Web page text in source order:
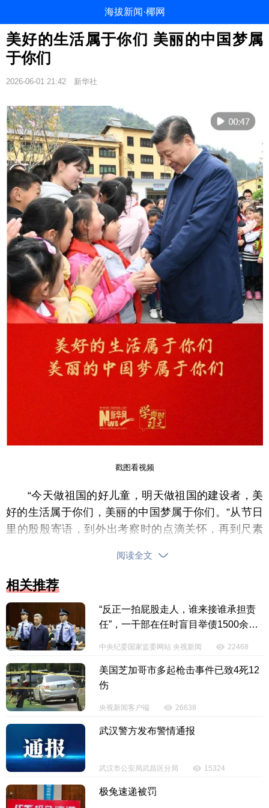
海拔新闻·椰网
美好的生活属于你们 美丽的中国梦属
于你们
2026-06-01 21:42 新华社
戳图看视频
“今天做祖国的好儿童，明天做祖国的建设者，美
好的生活属于你们，美丽的中国梦属于你们。”从节日
里的殷殷寄语，到外出考察时的点滴关怀，再到尺素
（原标题：美好的生活属于你们 美丽的中国梦属
于你们）
【内容审核：黄奕宏】
阅读全文
相关推荐
“反正一拍屁股走人，谁来接谁承担责
任”，一干部在任时盲目举债1500余亿
中央纪委国家监委网站 央视新闻 22468
美国芝加哥市多起枪击事件已致4死12
伤
央视新闻客户端 26638
武汉警方发布警情通报
武汉市公安局武昌区分局 15324
极兔速递被罚